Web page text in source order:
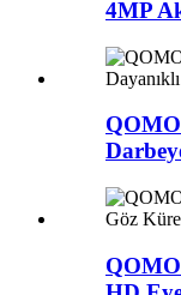
4MP